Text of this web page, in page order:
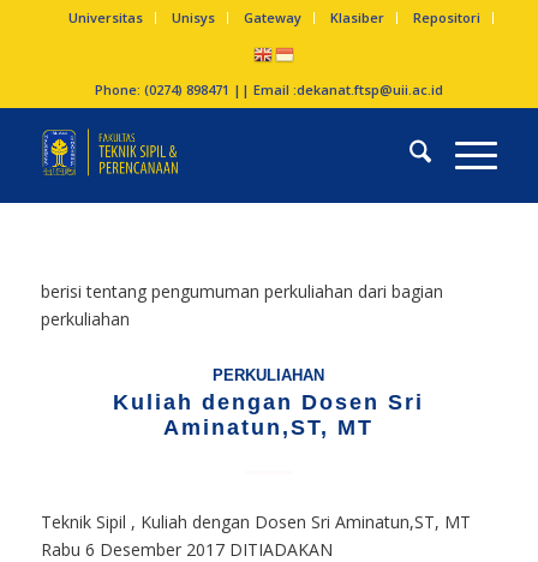
Universitas Unisys Gateway Klasiber Repositori
Phone: (0274) 898471 || Email :dekanat.ftsp@uii.ac.id
berisi tentang pengumuman perkuliahan dari bagian
perkuliahan
PERKULIAHAN
Kuliah dengan Dosen Sri
Aminatun,ST, MT
Teknik Sipil , Kuliah dengan Dosen Sri Aminatun,ST, MT
Rabu 6 Desember 2017 DITIADAKAN